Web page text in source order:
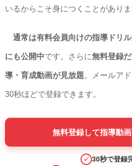
いるからこそ身につくことがありま
通常は有料会員向けの指導ドリ
にも公開中です。さらに無料登録
導・育成動画が見放題。メールア
30秒ほどで登録できます。
無料登録して指導動
✓ 30秒で登録